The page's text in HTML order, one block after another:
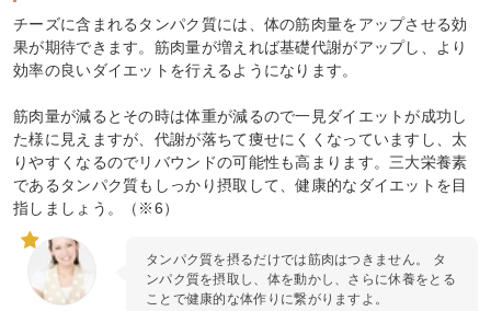
チーズに含まれるタンパク質には、体の筋肉量をアップさせる効
果が期待できます。筋肉量が増えれば基礎代謝がアップし、より
効率の良いダイエットを行えるようになります。
筋肉量が減るとその時は体重が減るので一見ダイエットが成功し
た様に見えますが、代謝が落ちて痩せにくくなっていますし、太
りやすくなるのでリバウンドの可能性も高まります。三大栄養素
であるタンパク質もしっかり摂取して、健康的なダイエットを目
指しましょう。（※6）
タンパク質を摂るだけでは筋肉はつきません。 タ
ンパク質を摂取し、体を動かし、さらに休養をとる
ことで健康的な体作りに繋がりますよ。